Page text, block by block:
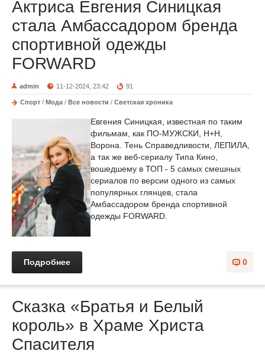
Актриса Евгения Синицкая
стала Амбассадором бренда
спортивной одежды
FORWARD
admin 11-12-2024, 23:42 91
Спорт / Мода / Все новости / Светская хроника
Евгения Синицкая, известная по таким
фильмам, как ПО-МУЖСКИ, Н+Н,
Ворона. Тень Справедливости, ЛЕПИЛА,
а так же веб-сериалу Типа Кино,
вошедшему в ТОП - 5 самых смешных
сериалов по версии одного из самых
популярных глянцев, стала
Амбассадором бренда спортивной
одежды FORWARD.
0
Подробнее
Сказка «Братья и Белый
король» в Храме Христа
Спасителя